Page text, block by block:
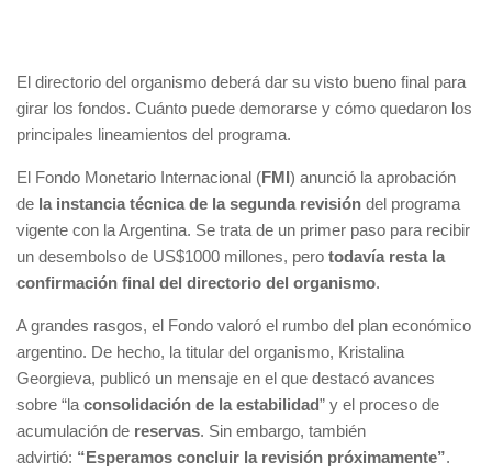
El directorio del organismo deberá dar su visto bueno final para
girar los fondos. Cuánto puede demorarse y cómo quedaron los
principales lineamientos del programa.
El Fondo Monetario Internacional (FMI) anunció la aprobación
de la instancia técnica de la segunda revisión del programa
vigente con la Argentina. Se trata de un primer paso para recibir
un desembolso de US$1000 millones, pero todavía resta la
confirmación final del directorio del organismo.
A grandes rasgos, el Fondo valoró el rumbo del plan económico
argentino. De hecho, la titular del organismo, Kristalina
Georgieva, publicó un mensaje en el que destacó avances
sobre “la consolidación de la estabilidad” y el proceso de
acumulación de reservas. Sin embargo, también
advirtió: “Esperamos concluir la revisión próximamente”.